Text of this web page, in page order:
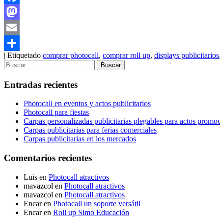
Facebook
Mastodon
Email
Compartir
| Etiquetado comprar photocall, comprar roll up, displays publicitarios,
Entradas recientes
Photocall en eventos y actos publicitarios
Photocall para fiestas
Carpas personalizadas publicitarias plegables para actos
Carpas publicitarias para ferias comerciales
Carpas publicitarias en los mercados
Comentarios recientes
Luis en Photocall atractivos
mavazcol en Photocall atractivos
mavazcol en Photocall atractivos
Encaren Photocall un soporte versátil
Encaren Roll up Simo Educación